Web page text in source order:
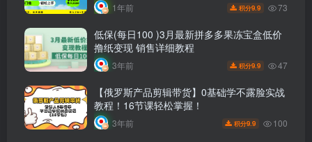
1年前 积分9.9 73
低保(每日100 )3月最新拼多多果冻宝盒低价
撸纸变现 销售详细教程
3年前 积分9.9 47
【俄罗斯产品剪辑带货】0基础学不露脸实战
教程！16节课轻松掌握！
3年前 积分9.9 100